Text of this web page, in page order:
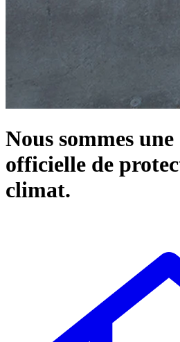
Nous sommes
officielle de
climat.